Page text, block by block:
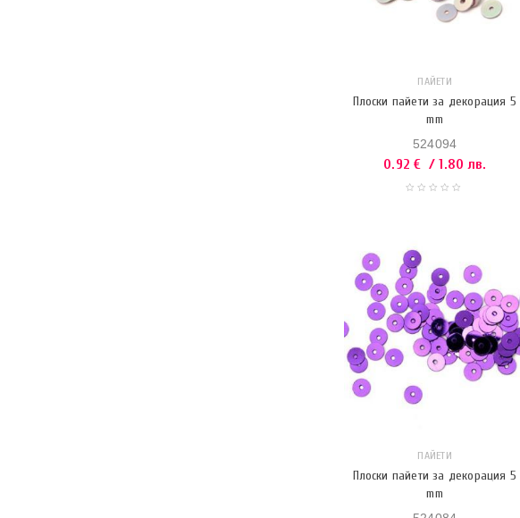
ПАЙЕТИ
Плоски пайети за декорация 5
mm
524094
0.92€ / 1.80 лв.
ПАЙЕТИ
Плоски пайети за декорация 5
mm